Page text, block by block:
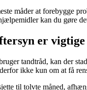
måder at forebygge
kan du gøre
er vigtige
tandtråd, kan der
ikke kun om at få
til tolvte måned,